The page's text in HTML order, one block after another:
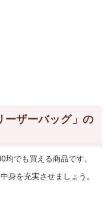
ーザーバッグ」の
均でも買える商品です。
身を充実させましょう。